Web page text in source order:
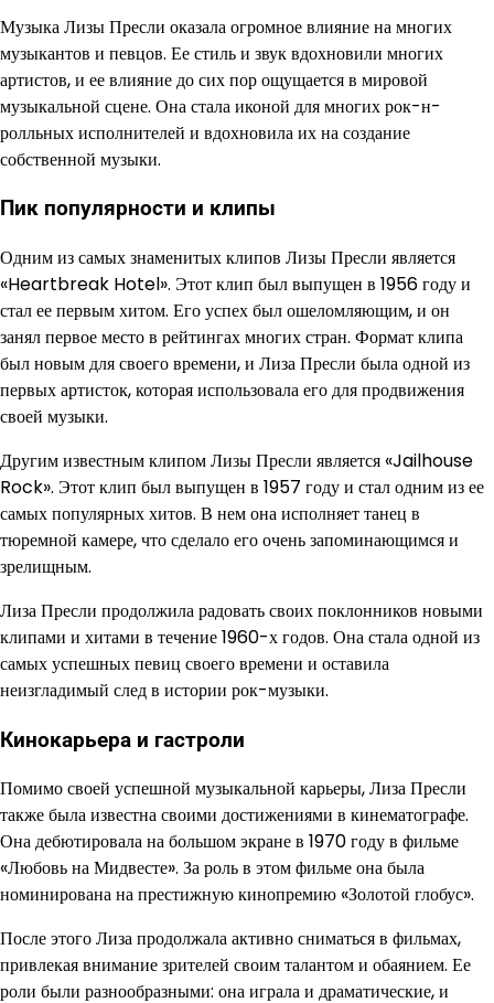
Музыка Лизы Пресли оказала огромное влияние на многих
музыкантов и певцов. Ее стиль и звук вдохновили многих
артистов, и ее влияние до сих пор ощущается в мировой
музыкальной сцене. Она стала иконой для многих рок-н-
ролльных исполнителей и вдохновила их на создание
собственной музыки.
Пик популярности и клипы
Одним из самых знаменитых клипов Лизы Пресли является
«Heartbreak Hotel». Этот клип был выпущен в 1956 году и
стал ее первым хитом. Его успех был ошеломляющим, и он
занял первое место в рейтингах многих стран. Формат клипа
был новым для своего времени, и Лиза Пресли была одной из
первых артисток, которая использовала его для продвижения
своей музыки.
Другим известным клипом Лизы Пресли является «Jailhouse
Rock». Этот клип был выпущен в 1957 году и стал одним из ее
самых популярных хитов. В нем она исполняет танец в
тюремной камере, что сделало его очень запоминающимся и
зрелищным.
Лиза Пресли продолжила радовать своих поклонников новыми
клипами и хитами в течение 1960-х годов. Она стала одной из
самых успешных певиц своего времени и оставила
неизгладимый след в истории рок-музыки.
Кинокарьера и гастроли
Помимо своей успешной музыкальной карьеры, Лиза Пресли
также была известна своими достижениями в кинематографе.
Она дебютировала на большом экране в 1970 году в фильме
«Любовь на Мидвесте». За роль в этом фильме она была
номинирована на престижную кинопремию «Золотой глобус».
После этого Лиза продолжала активно сниматься в фильмах,
привлекая внимание зрителей своим талантом и обаянием. Ее
роли были разнообразными: она играла и драматические, и